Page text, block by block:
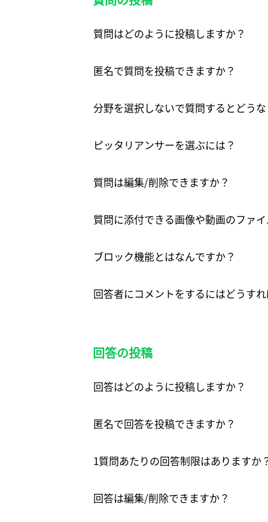
質問はどのように投稿しますか？
匿名で質問を投稿できますか？
分野を選択しないで質問するとどう
ピッタリアンサーを選ぶには？
質問は編集/削除できますか？
質問に添付できる画像や動画のファ
ブロック機能とはなんですか？
回答者にコメントをするにはどうす
回答の投稿
回答はどのように投稿しますか？
匿名で回答を投稿できますか？
1質問あたりの回答制限はありますか
回答は編集/削除できますか？